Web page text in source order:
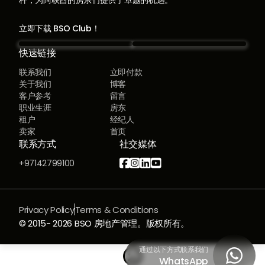
立即下载 BSO Club！
快速链接
联系我们
立即付款
关于我们
博客
客户参考
留言
职业生涯
房东
租户
经纪人
卖家
首页
联系方式
+97142799100
社交媒体

© 2015-2026 BSO 房地产管理。版权所有。
Privacy PolicyTerms & Conditions
通过以下方式联系我们
WhatsApp 
